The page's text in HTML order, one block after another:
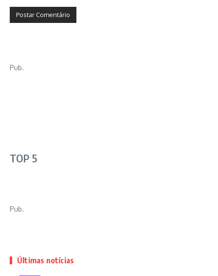
Pub.
TOP 5
Pub.
Últimas notícias